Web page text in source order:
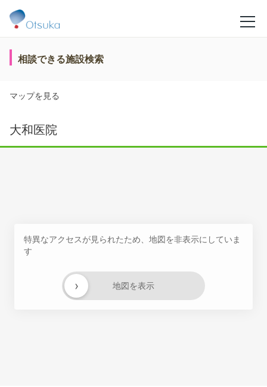
相談できる施設検索
マップを見る
大和医院
特異なアクセスが見られたため、地図を非表示にしていま
す
地図を表示
›